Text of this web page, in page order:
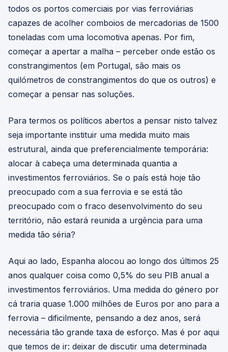
todos os portos comerciais por vias ferroviárias
capazes de acolher comboios de mercadorias de 1500
toneladas com uma locomotiva apenas. Por fim,
começar a apertar a malha – perceber onde estão os
constrangimentos (em Portugal, são mais os
quilómetros de constrangimentos do que os outros) e
começar a pensar nas soluções.
Para termos os políticos abertos a pensar nisto talvez
seja importante instituir uma medida muito mais
estrutural, ainda que preferencialmente temporária:
alocar à cabeça uma determinada quantia a
investimentos ferroviários. Se o país está hoje tão
preocupado com a sua ferrovia e se está tão
preocupado com o fraco desenvolvimento do seu
território, não estará reunida a urgência para uma
medida tão séria?
Aqui ao lado, Espanha alocou ao longo dos últimos 25
anos qualquer coisa como 0,5% do seu PIB anual a
investimentos ferroviários. Uma medida do género por
cá traria quase 1.000 milhões de Euros por ano para a
ferrovia – dificilmente, pensando a dez anos, será
necessária tão grande taxa de esforço. Mas é por aqui
que temos de ir: deixar de discutir uma determinada